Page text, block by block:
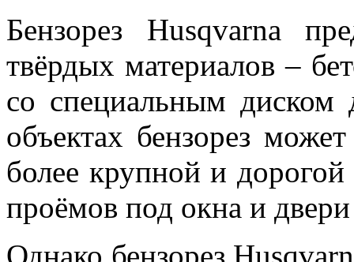
Бензорез Husqvarna
твёрдых материалов –
со специальным
объектах бензорез
более крупной и
проёмов под окна и